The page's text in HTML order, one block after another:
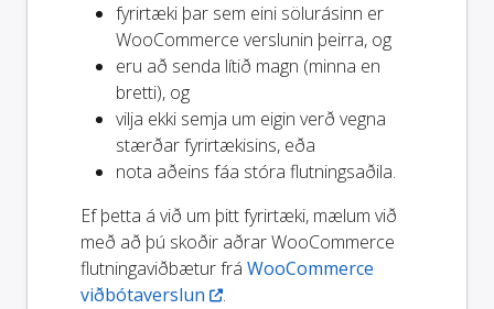
fyrirtæki þar sem eini sölurásinn er
WooCommerce verslunin þeirra, og
eru að senda lítið magn (minna en
bretti), og
vilja ekki semja um eigin verð vegna
stærðar fyrirtækisins, eða
nota aðeins fáa stóra flutningsaðila.
Ef þetta á við um þitt fyrirtæki, mælum við
með að þú skoðir aðrar WooCommerce
flutningaviðbætur frá WooCommerce
viðbótaverslun
.